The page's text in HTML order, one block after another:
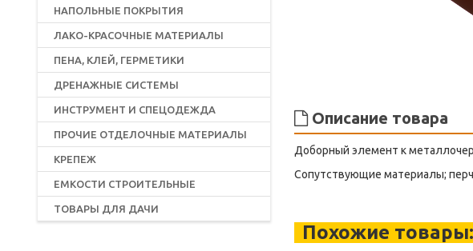
НАПОЛЬНЫЕ ПОКРЫТИЯ
ЛАКО-КРАСОЧНЫЕ МАТЕРИАЛЫ
ПЕНА, КЛЕЙ, ГЕРМЕТИКИ
ДРЕНАЖНЫЕ СИСТЕМЫ
ИНСТРУМЕНТ И СПЕЦОДЕЖДА
ПРОЧИЕ ОТДЕЛОЧНЫЕ МАТЕРИАЛЫ
КРЕПЕЖ
ЕМКОСТИ СТРОИТЕЛЬНЫЕ
ТОВАРЫ ДЛЯ ДАЧИ
Описание товара
Доборный элемент к
Сопутствующие материалы;
Похожие товары: